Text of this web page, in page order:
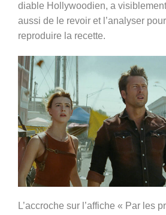
diable Hollywoodien, a
aussi de le revoir et l’analyser
reproduire la recette.
L’accroche sur l’affiche « Par les